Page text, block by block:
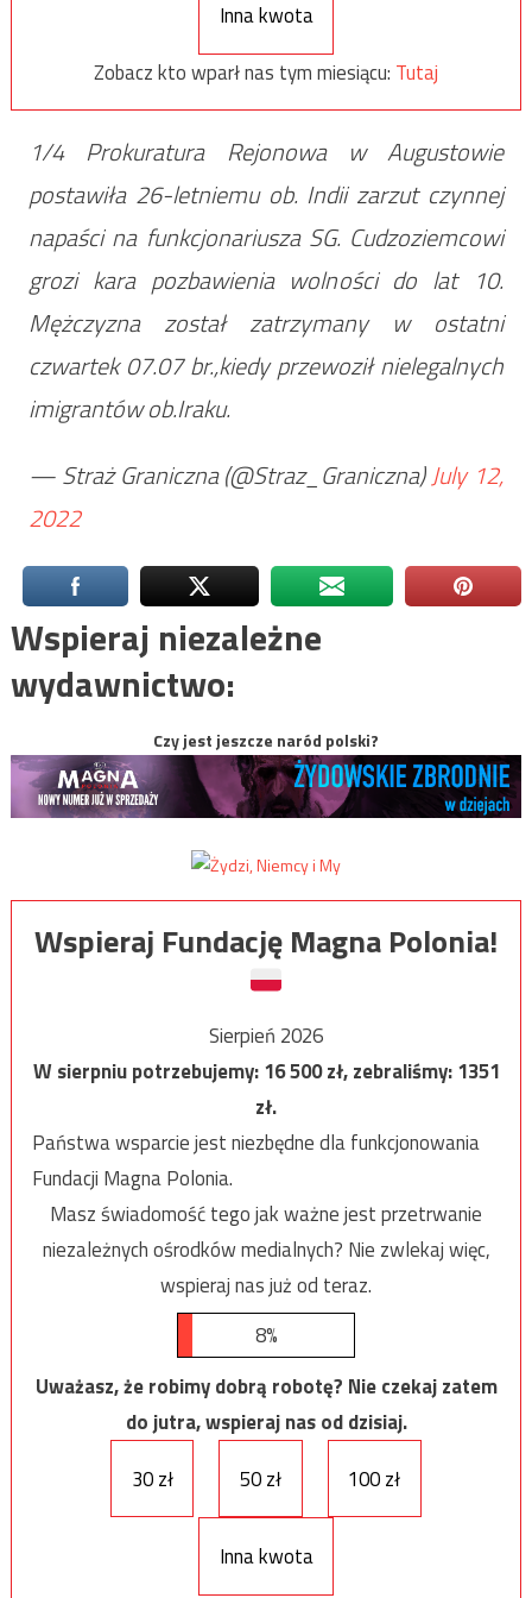
Inna kwota
Zobacz kto wparł nas tym miesiącu: Tutaj
1/4 Prokuratura Rejonowa w Augustowie
postawiła 26-letniemu ob. Indii zarzut czynnej
napaści na funkcjonariusza SG. Cudzoziemcowi
grozi kara pozbawienia wolności do lat 10.
Mężczyzna został zatrzymany w ostatni
czwartek 07.07 br.,kiedy przewoził nielegalnych
imigrantów ob.Iraku.
— Straż Graniczna (@Straz_Graniczna)July 12,
2022
Wspieraj niezależne
wydawnictwo:
Czy jest jeszcze naród polski?
Wspieraj Fundację Magna Polonia!
Sierpień 2026
W sierpniu potrzebujemy:16 500zł, zebraliśmy:1351
zł.
Państwa wsparcie jest niezbędne dla funkcjonowania
Fundacji Magna Polonia.
Masz świadomość tego jak ważne jest przetrwanie
niezależnych ośrodków medialnych? Nie zwlekaj więc,
wspieraj nas już od teraz.
8%
Uważasz, że robimy dobrą robotę? Nie czekaj zatem
do jutra, wspieraj nas od dzisiaj.
30 zł
50 zł 100 zł
Inna kwota